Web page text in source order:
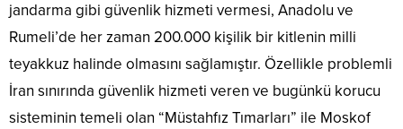
jandarma gibi güvenlik hizmeti vermesi, Anadolu ve
Rumeli’de her zaman 200.000 kişilik bir kitlenin milli
teyakkuz halinde olmasını sağlamıştır. Özellikle problemli
İran sınırında güvenlik hizmeti veren ve bugünkü korucu
sisteminin temeli olan “Müstahfız Tımarları” ile Moskof